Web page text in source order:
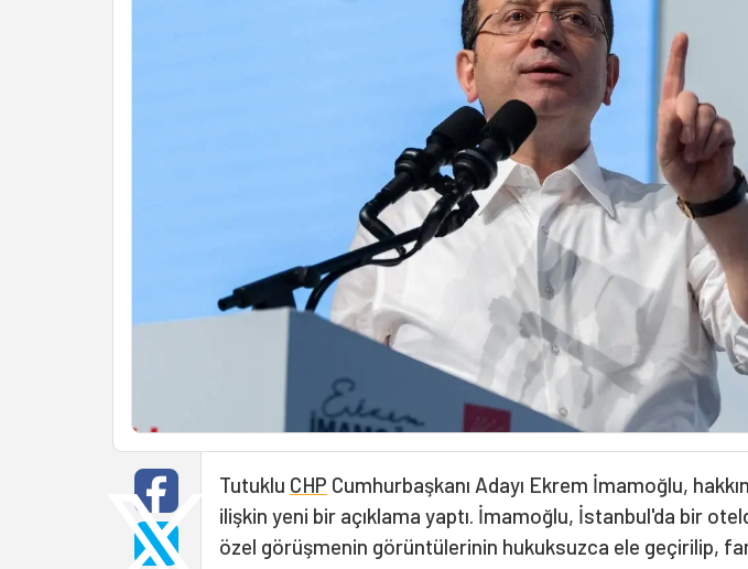
Tutuklu CHP Cumhurbaşkanı Adayı Ekrem İmamoğlu,
ilişkin yeni bir açıklama yaptı. İmamoğlu, İstanbul'da bir
özel görüşmenin görüntülerinin hukuksuzca ele geçirilip,